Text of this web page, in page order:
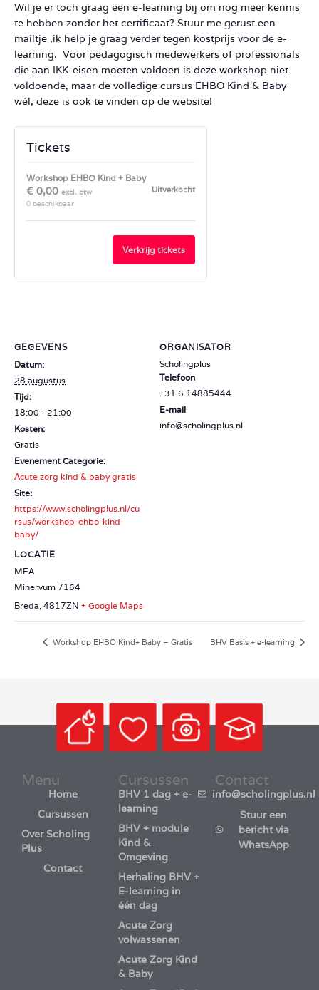
Wil je er toch graag een e-learning bij om nog meer kennis
te hebben zonder het certificaat? Stuur me gerust een
mailtje ,ik help je graag verder tegen kostprijs voor de e-
learning. Voor pedagogisch medewerkers of professionals
die aan IKK-eisen moeten voldoen is deze workshop niet
voldoende, maar de volledige cursus EHBO Kind & Baby
wél, deze is ook te vinden op de website!
GEGEVENS
Datum:
28 augustus
Tijd:
18:00 - 21:00
Kosten:
Gratis
Evenement Categorie:
Acute zorg kind & baby gratis
Site:
https://www.scholingplus.nl/cu
rsus/workshop-ehbo-kind-
baby/
LOCATIE
MEA
Minervum 7164
Breda, 4817ZN + Google Maps
ORGANISATOR
Scholingplus
Telefoon
+31 6 14885444
E-mail
info@scholingplus.nl
Tickets
Workshop EHBO Kind + Baby
€ 0,00
0 beschikbaar
Uitverkocht
Verkrijg tickets
Workshop EHBO Kind+ Baby – Gratis BHV Basis + e-learning
Menu
Home
Cursussen
Over Scholing
Plus
Contact
Cursussen
BHV 1 dag + e-
learning
BHV + module
Kind &
Omgeving
Herhaling BHV +
E-learning in
één dag
Acute Zorg
volwassenen
Acute Zorg Kind
& Baby
Contact
info@scholingplus.nl
Stuur een
bericht via
WhatsApp